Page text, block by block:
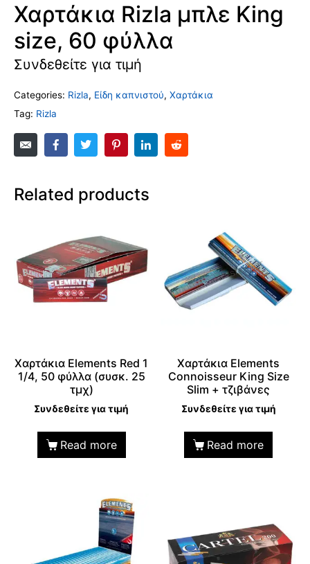
Χαρτάκια Rizla μπλε King
size, 60 φύλλα
Συνδεθείτε για τιμή
Categories: Rizla, Είδη καπνιστού, Χαρτάκια
Tag: Rizla
Related products
Χαρτάκια Elements Red 1
1/4, 50 φύλλα (συσκ. 25
τμχ)
Συνδεθείτε για τιμή
Read more
Χαρτάκια Elements
Connoisseur King Size
Slim + τζιβάνες
Συνδεθείτε για τιμή
Read more